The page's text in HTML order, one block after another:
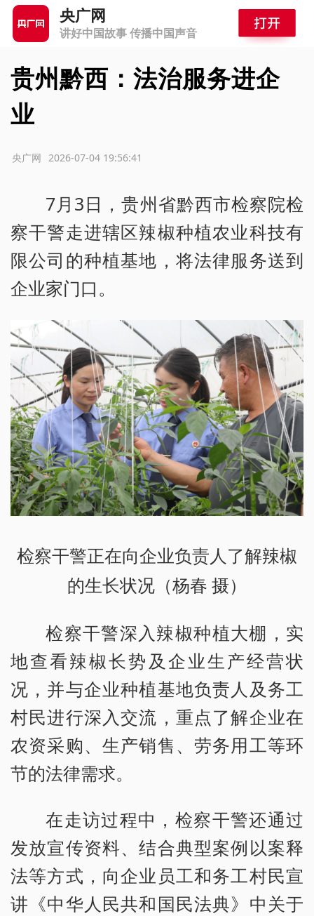
央广网
讲好中国故事 传播中国声音
贵州黔西：法治服务进企
业
2026-07-04 19:56:41
央广网
7月3日，贵州省黔西市检察院检
察干警走进辖区辣椒种植农业科技有
限公司的种植基地，将法律服务送到
企业家门口。
检察干警正在向企业负责人了解辣椒
的生长状况（杨春 摄）
检察干警深入辣椒种植大棚，实
地查看辣椒长势及企业生产经营状
况，并与企业种植基地负责人及务工
村民进行深入交流，重点了解企业在
农资采购、生产销售、劳务用工等环
节的法律需求。
在走访过程中，检察干警还通过
发放宣传资料、结合典型案例以案释
法等方式，向企业员工和务工村民宣
讲《中华人民共和国民法典》中关于